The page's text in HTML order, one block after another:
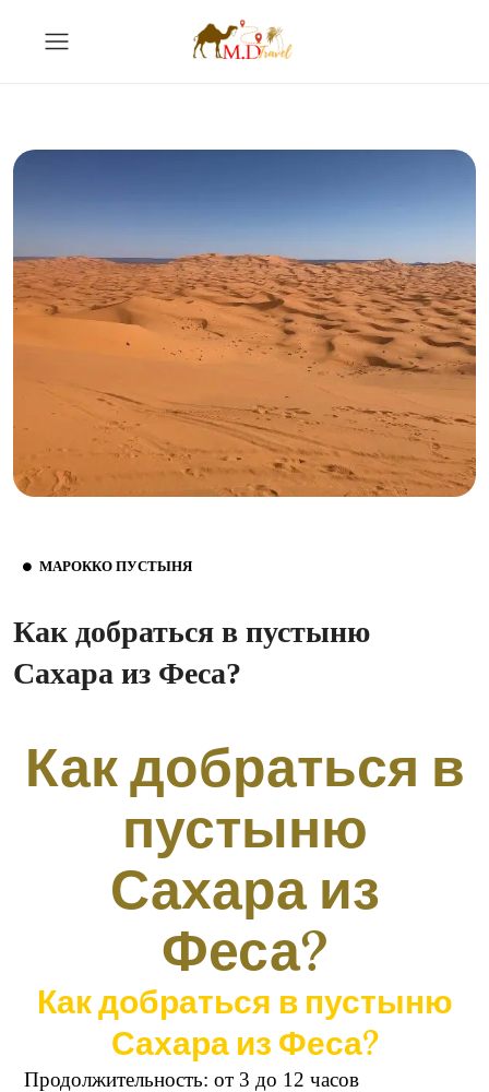
МАРОККО ПУСТЫНЯ
Как добраться в пустыню
Сахара из Феса?
Как добраться в
пустыню
Сахара из
Феса?
Как добраться в пустыню
Сахара из Феса?
Продолжительность: от 3 до 12 часов